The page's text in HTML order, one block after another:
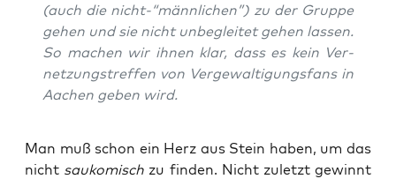
(auch die nicht-“männlichen”) zu der Grup­pe
gehen und sie nicht unbe­glei­tet gehen las­sen.
So machen wir ihnen klar, dass es kein Ver­
net­zungs­tref­fen von Ver­ge­wal­ti­gungs­fans in
Aachen geben wird.
Man muß schon ein Herz aus Stein haben, um das
nicht sau­ko­misch zu fin­den. Nicht zuletzt gewinnt